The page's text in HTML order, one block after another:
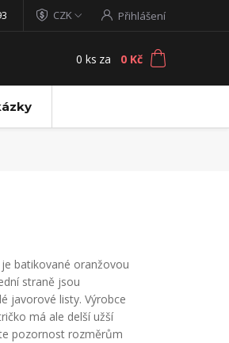
CZK Přihlášení
0 ks za 0 Kč
batikované oranžovou
straně jsou
javorové listy. Výrobce
má ale delší užší
pozornost rozměrům